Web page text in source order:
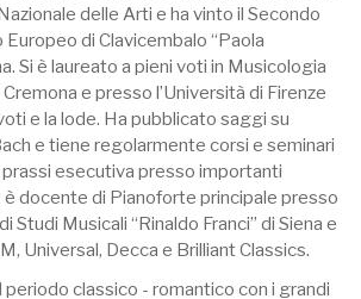
delle Arti e ha vinto il Secondo
di Clavicembalo “Paola
Si è laureato a pieni voti in Musicologia
e presso l’Università di Firenze
e la lode. Ha pubblicato saggi su
e tiene regolarmente corsi e seminari
esecutiva presso importanti
è docente di Pianoforte principale presso
Studi Musicali “Rinaldo Franci” di Siena e
Universal, Decca e Brilliant Classics.
classico - romantico con i grandi